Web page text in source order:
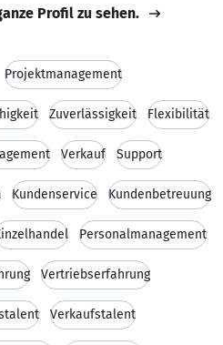
Profil zu sehen.
Projektmanagement
Zuverlässigkeit Flexibilität
Verkauf Support
Kundenservice Kundenbetreuung
Personalmanagement
Vertriebserfahrung
Verkaufstalent